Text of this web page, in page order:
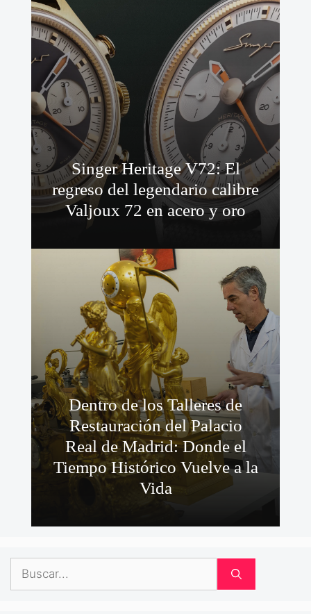
Singer Heritage V72: El
regreso del legendario calibre
Valjoux 72 en acero y oro
Dentro de los Talleres de
Restauración del Palacio
Real de Madrid: Donde el
Tiempo Histórico Vuelve a la
Vida
Buscar: